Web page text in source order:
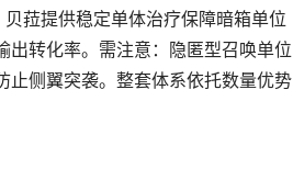
菈提供稳定单体治疗保障暗箱单位
出转化率。需注意：隐匿型召唤单位
止侧翼突袭。整套体系依托数量优势